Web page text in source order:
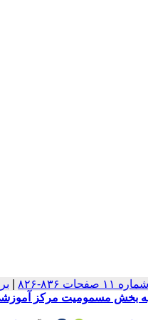
به بخش مسمومیت مرکز